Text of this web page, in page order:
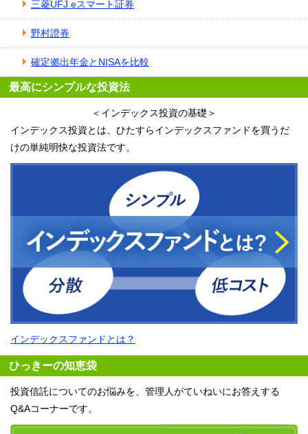
三菱UFJ eスマート証券
野村證券
確定拠出年金とNISAを比較
最高にシンプルな投資法
＜インデックス投資の基礎＞
インデックス投資とは、ひたすらインデックスファンドを買うだ
けの単純明快な投資法です。
インデックスファンドとは？
ひっきーの知恵袋
投資信託についてのお悩みを、管理人がていねいにお答えする
Q&Aコーナーです。